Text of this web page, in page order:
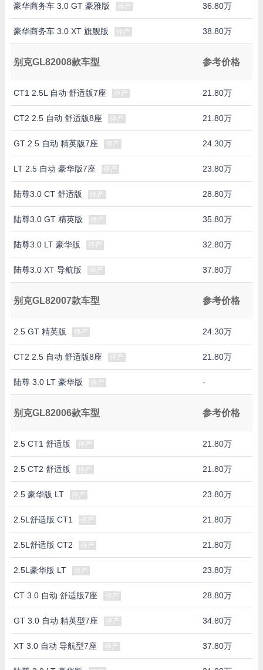
豪华商务车 3.0 GT 豪雅版 停产 36.80万
豪华商务车 3.0 XT 旗舰版 停产 38.80万
别克GL82008款车型 参考价格
CT1 2.5L 自动 舒适版7座 停产 21.80万
CT2 2.5 自动 舒适版8座 停产 21.80万
GT 2.5 自动 精英版7座 停产 24.30万
LT 2.5 自动 豪华版7座 停产 23.80万
陆尊3.0 CT 舒适版 停产 28.80万
陆尊3.0 GT 精英版 停产 35.80万
陆尊3.0 LT 豪华版 停产 32.80万
陆尊3.0 XT 导航版 停产 37.80万
别克GL82007款车型 参考价格
2.5 GT 精英版 停产 24.30万
CT2 2.5 自动 舒适版8座 停产 21.80万
陆尊 3.0 LT 豪华版 停产 -
别克GL82006款车型 参考价格
2.5 CT1 舒适版 停产 21.80万
2.5 CT2 舒适版 停产 21.80万
2.5 豪华版 LT 停产 23.80万
2.5L舒适版 CT1 停产 21.80万
2.5L舒适版 CT2 停产 21.80万
2.5L豪华版 LT 停产 23.80万
CT 3.0 自动 舒适版7座 停产 28.80万
GT 3.0 自动 精英型7座 停产 34.80万
XT 3.0 自动 导航型7座 停产 37.80万